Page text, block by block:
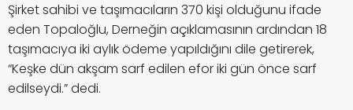
Şirket sahibi ve taşımacıların 370 kişi olduğunu ifade
eden Topaloğlu, Derneğin açıklamasının ardından 18
taşımacıya iki aylık ödeme yapıldığını dile getirerek,
“Keşke dün akşam sarf edilen efor iki gün önce sarf
edilseydi.” dedi.